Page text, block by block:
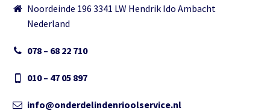
Noordeinde 196 3341 LW Hendrik Ido Ambacht
Nederland
078 – 68 22 710
010 – 47 05 897
info@onderdelindenrioolservice.nl